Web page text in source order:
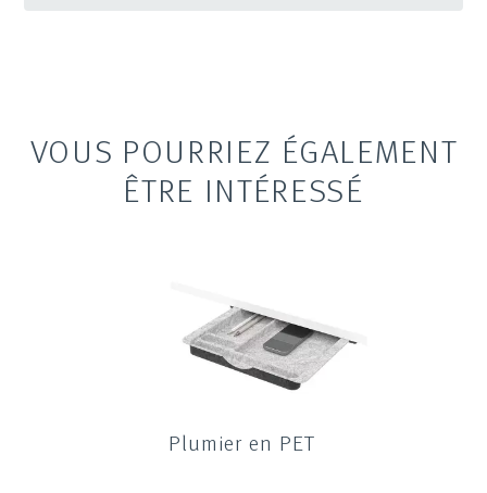
VOUS POURRIEZ ÉGALEMENT
ÊTRE INTÉRESSÉ
Plumier en PET